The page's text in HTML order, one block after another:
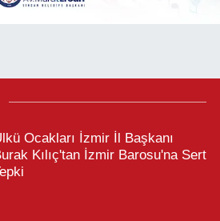
Ocakları İzmir İl Başkanı
Kılıç'tan İzmir Barosu'na Sert